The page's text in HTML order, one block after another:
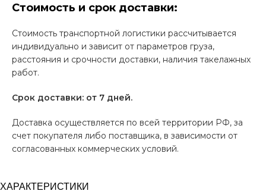
Стоимость и срок доставки:
Стоимость транспортной логистики рассчитывается
индивидуально и зависит от параметров груза,
расстояния и срочности доставки, наличия такелажных
работ.
Срок доставки: от 7 дней.
Доставка осуществляется по всей территории РФ, за
счет покупателя либо поставщика, в зависимости от
согласованных коммерческих условий.
ХАРАКТЕРИСТИКИ